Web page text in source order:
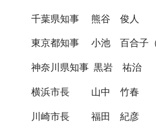
千葉県知事 熊谷 俊人
東京都知事 小池 百合子（
神奈川県知事 黒岩 祐治
横浜市長 山中 竹春
川崎市長 福田 紀彦